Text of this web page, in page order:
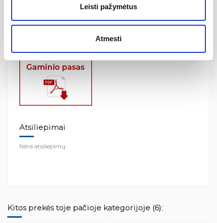
Leisti pažymėtus
Atmesti
Nerūdijantis plienas 304L
Nerūdijančio plieno paviršius:Dažytas baltas
Atsiliepimai
Nėra atsiliepimų
Kitos prekės toje pačioje kategorijoje (6):